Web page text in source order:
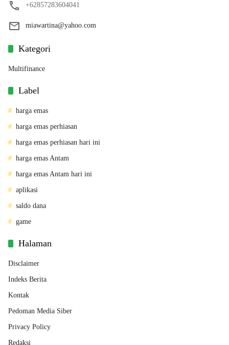
+62857283604041
miawartina@yahoo.com
Kategori
Multifinance
Label
harga emas
harga emas perhiasan
harga emas perhiasan hari ini
harga emas Antam
harga emas Antam hari ini
aplikasi
saldo dana
game
Halaman
Disclaimer
Indeks Berita
Kontak
Pedoman Media Siber
Privacy Policy
Redaksi